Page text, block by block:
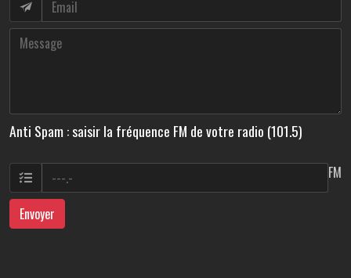
Anti Spam : saisir la fréquence FM de votre radio (101.5)
FM
Envoyer